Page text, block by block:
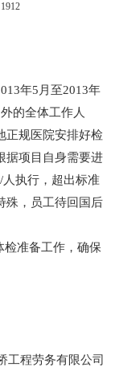
1912
年5月至2013年
的全体工作人
正规医院安排好检
据项目自身需要进
执行，超出标准
殊，员工待回国后
准备工作，确保
工程劳务有限公司